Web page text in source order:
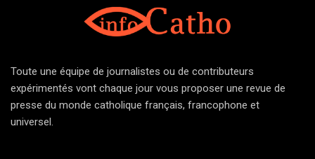
Toute une équipe de journalistes ou de contributeurs
expérimentés vont chaque jour vous proposer une revue de
presse du monde catholique français, francophone et
universel.